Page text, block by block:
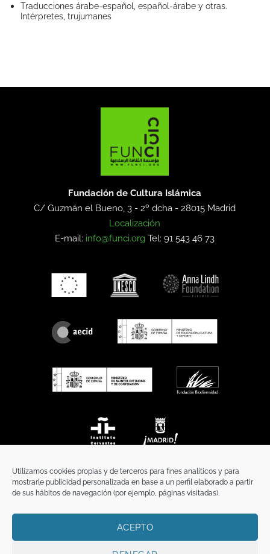
Utilizamos cookies propias y de terceros para fines analíticos y para
mostrarle publicidad personalizada en base a un perfil elaborado a partir
de sus hábitos de navegación (por ejemplo, páginas visitadas).
ACEPTO
Traducciones árabe-español, español-árabe y otras.
Intérpretes, trujumanes
Fundación de Cultura Islámica
C/ Guzmán el Bueno, 3 - 2º dcha -28015 Madrid
Localización
E-mail: info@funci.org Tel: 91 543 46 73